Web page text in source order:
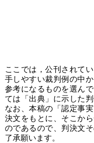
ここでは，公刊されて
手しやすい裁判例の中
参考になるものを選ん
ては「出典」に示した
なお、本稿の「認定事
決文をもとに、そこか
のであるので、判決文
了承願います。